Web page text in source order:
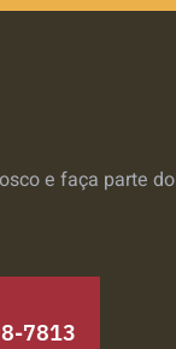
e faça parte do
7813